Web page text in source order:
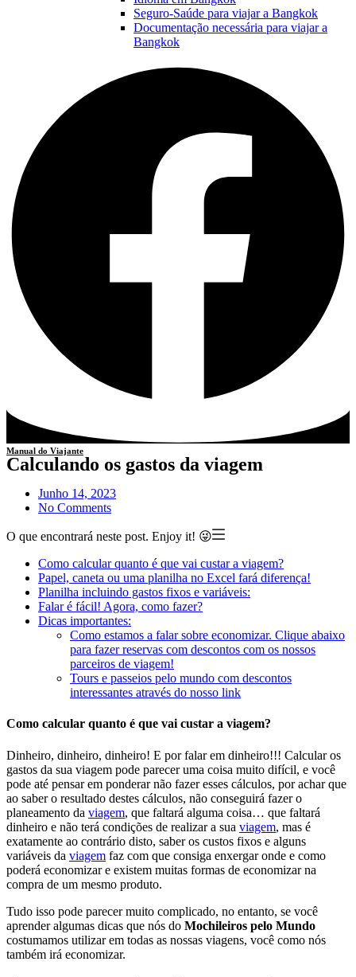
Seguro-Saúde para viajar a Bangkok
Documentação necessária para viajar a
Bangkok
Manual do Viajante
Calculando os gastos da viagem
Junho 14, 2023
No Comments
O que encontrará neste post. Enjoy it! 😜
Como calcular quanto é que vai custar a viagem?
Papel, caneta ou uma planilha no Excel fará diferença!
Planilha incluindo gastos fixos e variáveis:
Falar é fácil! Agora, como fazer?
Dicas importantes:
Como estamos a falar sobre economizar. Clique abaixo
para fazer reservas com descontos com os nossos
parceiros de viagem!
Tours e passeios pelo mundo com descontos
interessantes através do nosso link
Como calcular quanto é que vai custar a viagem?
Dinheiro, dinheiro, dinheiro! E por falar em dinheiro!!! Calcular os
gastos da sua viagem pode parecer uma coisa muito difícil, e você
pode até pensar em ponderar não fazer esses cálculos, por achar que
ao saber o resultado destes cálculos, não conseguirá fazer o
planeamento da viagem, que faltará alguma coisa… que faltará
dinheiro e não terá condições de realizar a sua viagem, mas é
exatamente ao contrário disto, saber os custos fixos e alguns
variáveis da viagem faz com que consiga enxergar onde e como
poderá economizar e existem muitas formas de economizar na
compra de um mesmo produto.
Tudo isso pode parecer muito complicado, no entanto, se você
aprender algumas dicas que nós do Mochileiros pelo Mundo
costumamos utilizar em todas as nossas viagens, você como nós
também irá economizar.